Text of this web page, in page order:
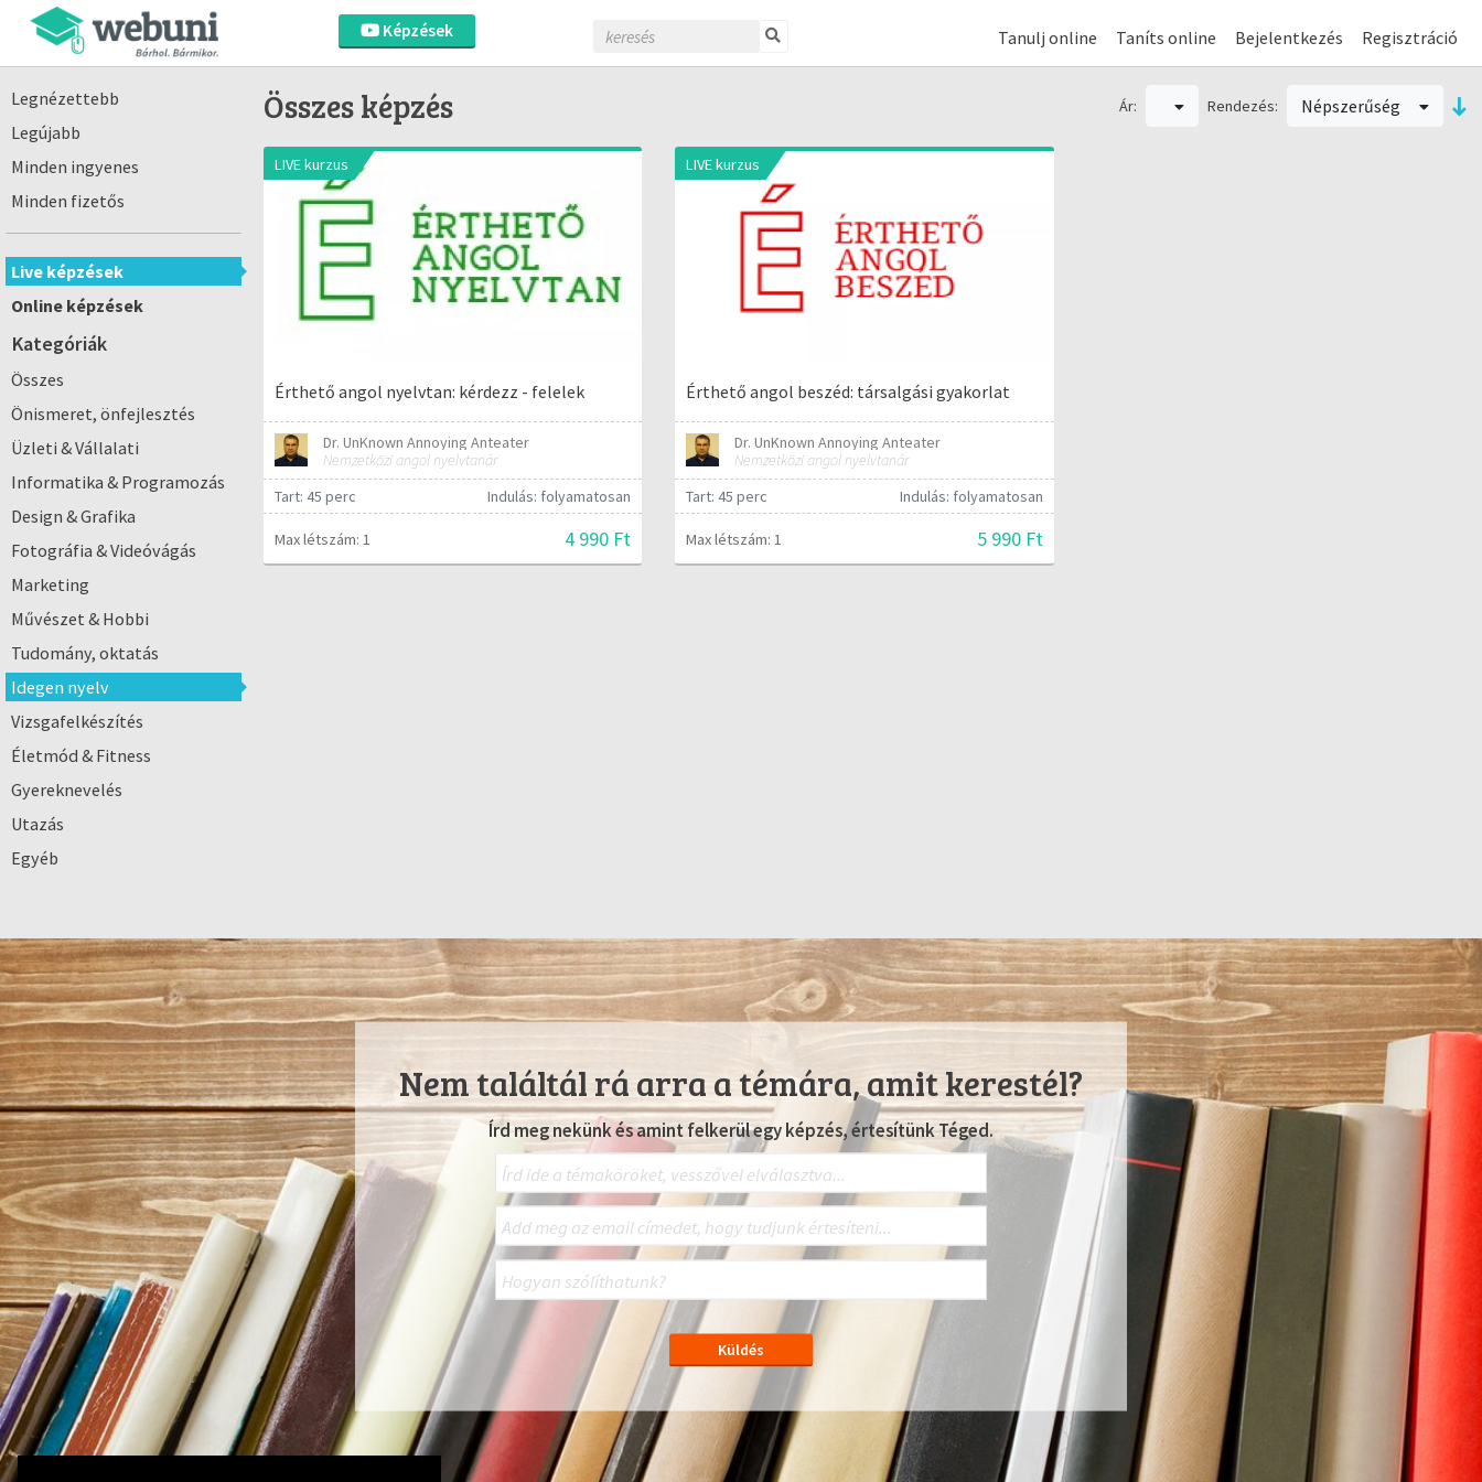
Képzések Tanulj online Taníts online Bejelentkezés Regisztráció
Legnézettebb
Legújabb
Minden ingyenes
Minden fizetős
Live képzések
Online képzések
Kategóriák
Összes
Önismeret, önfejlesztés
Üzleti & Vállalati
Informatika & Programozás
Design & Grafika
Fotográfia & Videóvágás
Marketing
Művészet & Hobbi
Tudomány, oktatás
Idegen nyelv
Vizsgafelkészítés
Életmód & Fitness
Gyereknevelés
Utazás
Egyéb
Összes képzés Ár: Rendezés: Népszerűség
LIVE kurzus
Érthető angol nyelvtan: kérdezz - felelek
Dr. UnKnown Annoying Anteater
Nemzetközi angol nyelvtanár
Tart: 45 perc
Indulás: folyamatosan
Max létszám: 1 4 990 Ft
LIVE kurzus
Érthető angol beszéd: társalgási gyakorlat
Dr. UnKnown Annoying Anteater
Nemzetközi angol nyelvtanár
Tart: 45 perc
Indulás: folyamatosan
Max létszám: 1 5 990 Ft
Nem találtál rá arra a témára, amit kerestél?
Írd meg nekünk és amint felkerül egy képzés, értesítünk Téged.